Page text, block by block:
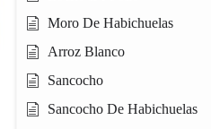
Moro De Habichuelas
Arroz Blanco
Sancocho
Sancocho De Habichuelas